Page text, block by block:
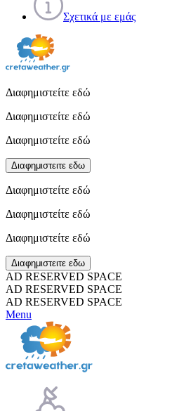
Σχετικά με εμάς
Διαφημιστείτε εδώ
Διαφημιστείτε εδώ
Διαφημιστείτε εδώ
Διαφημιστειτε εδω
Διαφημιστείτε εδώ
Διαφημιστείτε εδώ
Διαφημιστείτε εδώ
Διαφημιστειτε εδω
AD RESERVED SPACE
AD RESERVED SPACE
AD RESERVED SPACE
Menu